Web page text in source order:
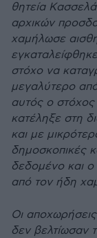
θητεία
αρχικών
χαµήλωσε
στόχο να
µεγαλύτερο
αυτός ο
κατέληξε στη
και µε
δηµοσκοπικές
δεδοµένο και
από τον ήδη
Οι
δεν βελτίωσαν